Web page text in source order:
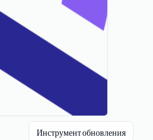
Инструмент обновления